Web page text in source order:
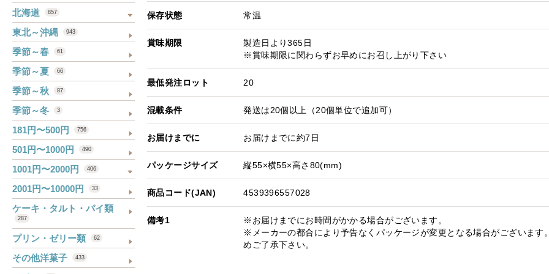
保存状態 常温
賞味期限
製造日より365日
※賞味期限に関わらずお早めにお召し上がり下さい
最低発注ロット 20
混載条件 発送は20個以上（20個単位で追加可）
お届けまでに お届けまでに約7日
パッケージサイズ 縦55×横55×高さ80(mm)
商品コード(JAN) 4539396557028
備考1
※お届けまでにお時間がかかる場合がございます。
※メーカーの都合により予告なくパッケージが変更となる場合がございます
めご了承下さい。
北海道 857
東北～沖縄 943
季節～春 61
季節～夏 66
季節～秋 87
季節～冬 3
181円〜500円 756
501円〜1000円 490
1001円〜2000円 406
2001円〜10000円 33
ケーキ・タルト・パイ類
287
プリン・ゼリー類 62
その他洋菓子 433